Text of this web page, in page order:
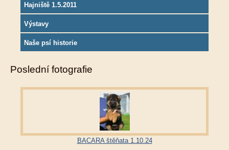
Hajniště 1.5.2011
Výstavy
Naše psí historie
Poslední fotografie
BACARA štěňata 1.10.24